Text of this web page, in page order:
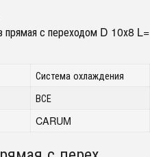
прямая с переходом D 10х8 L=
Система охлаждения
ВСЕ
CARUM